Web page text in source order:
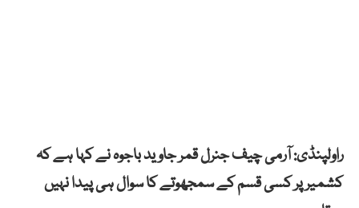
راولپنڈی: آرمی چیف جنرل قمر جاوید باجوہ نے کہا ہے کہ
کشمیر پر کسی قسم کے سمجھوتے کا سوال ہی پیدا نہیں